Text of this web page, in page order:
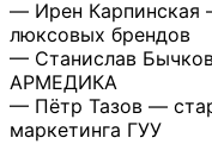
— Ирен Карпинская
люксовых брендов
— Станислав
АРМЕДИКА
— Пётр Тазов —
маркетинга ГУУ